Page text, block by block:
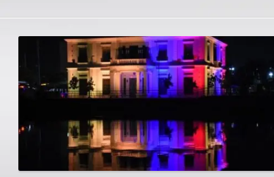
Politica
Local
ÁREA METROPOLITANA
DEPARTAMENTAL
Internacional